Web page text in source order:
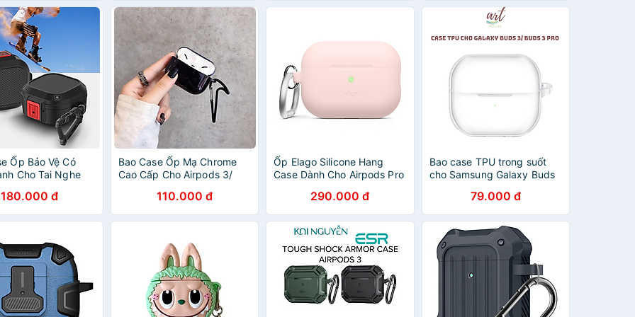
Airpods Pro 3 - Hàng Chính
Ốp Bảo Vệ Có
Cho Tai Nghe
Buds Live Chống
Kèm Móc
Chính Hãng
180.000 đ
Bao Case Ốp Mạ Chrome
Cao Cấp Cho Airpods 3/
110.000 đ
Ốp Elago Silicone Hang
Case Dành Cho Airpods Pro
290.000 đ
Bao case TPU trong suốt
cho Samsung Galaxy Buds
treo_ Hàng chính hãng
79.000 đ